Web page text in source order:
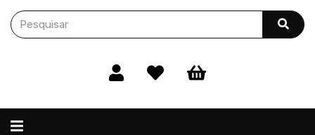
Alternar